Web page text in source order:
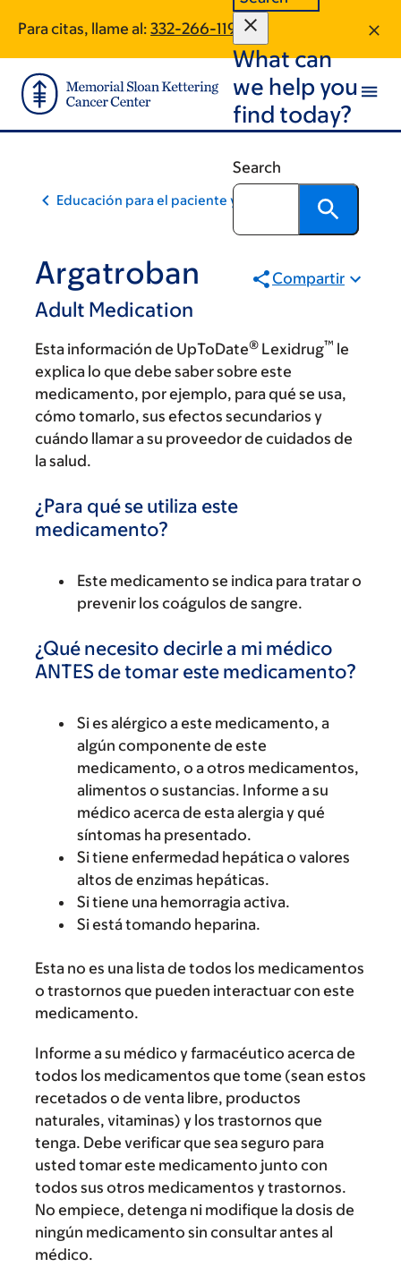
main
content
footer
Para citas, llame al: 332-266-1198
What can
we help you
find today?
Search
Educación para el paciente y la comunidad
Argatroban
Adult Medication
Compartir
Esta información de UpToDate® Lexidrug™ le
explica lo que debe saber sobre este
medicamento, por ejemplo, para qué se usa,
cómo tomarlo, sus efectos secundarios y
cuándo llamar a su proveedor de cuidados de
la salud.
¿Para qué se utiliza este
medicamento?
Este medicamento se indica para tratar o
prevenir los coágulos de sangre.
¿Qué necesito decirle a mi médico
ANTES de tomar este medicamento?
Si es alérgico a este medicamento, a
algún componente de este
medicamento, o a otros medicamentos,
alimentos o sustancias. Informe a su
médico acerca de esta alergia y qué
síntomas ha presentado.
Si tiene enfermedad hepática o valores
altos de enzimas hepáticas.
Si tiene una hemorragia activa.
Si está tomando heparina.
Esta no es una lista de todos los medicamentos
o trastornos que pueden interactuar con este
medicamento.
Informe a su médico y farmacéutico acerca de
todos los medicamentos que tome (sean estos
recetados o de venta libre, productos
naturales, vitaminas) y los trastornos que
tenga. Debe verificar que sea seguro para
usted tomar este medicamento junto con
todos sus otros medicamentos y trastornos.
No empiece, detenga ni modifique la dosis de
ningún medicamento sin consultar antes al
médico.